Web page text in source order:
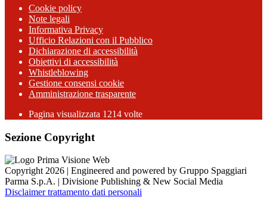
Cookie policy
Note legali
Informativa Privacy
Ufficio Relazioni con il Pubblico
Dichiarazione di accessibilità
Obiettivi di accessibilità
Whistleblowing
Gestione consensi cookie
Amministrazione trasparente
Pagina visualizzata 1214 volte
Sezione Copyright
Copyright 2026 | Engineered and powered by Gruppo Spaggiari
Parma S.p.A. | Divisione Publishing & New Social Media
Disclaimer trattamento dati personali